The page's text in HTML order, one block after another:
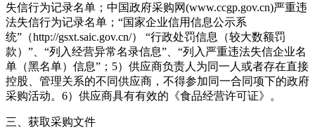
失信行为记录名单；中国政府采购网(www.ccgp.gov.cn)严重违
法失信行为记录名单；“国家企业信用信息公示系
统”（http://gsxt.saic.gov.cn/） “行政处罚信息（较大数额罚
款）”、“列入经营异常名录信息”、“列入严重违法失信企业名
单（黑名单）信息”；5）供应商负责人为同一人或者存在直接
控股、管理关系的不同供应商，不得参加同一合同项下的政府
采购活动。6）供应商具有有效的《食品经营许可证》。
三、获取采购文件